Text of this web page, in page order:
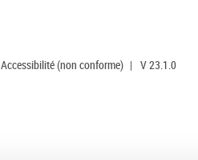
Accessibilité (non conforme) | V 23.1.0